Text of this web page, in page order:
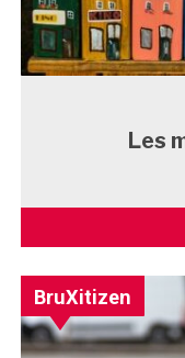
Les
BruXitizen